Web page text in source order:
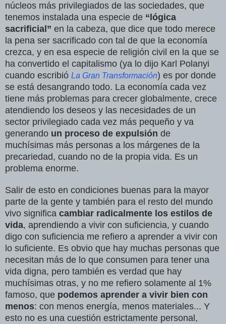
núcleos más privilegiados de las sociedades, que
tenemos instalada una especie de “lógica
sacrificial” en la cabeza, que dice que todo merece
la pena ser sacrificado con tal de que la economía
crezca, y en esa especie de religión civil en la que se
ha convertido el capitalismo (ya lo dijo Karl Polanyi
cuando escribió La Gran Transformación) es por donde
se está desangrando todo. La economía cada vez
tiene más problemas para crecer globalmente, crece
atendiendo los deseos y las necesidades de un
sector privilegiado cada vez más pequeño y va
generando un proceso de expulsión de
muchísimas más personas a los márgenes de la
precariedad, cuando no de la propia vida. Es un
problema enorme.
Salir de esto en condiciones buenas para la mayor
parte de la gente y también para el resto del mundo
vivo significa cambiar radicalmente los estilos de
vida, aprendiendo a vivir con suficiencia, y cuando
digo con suficiencia me refiero a aprender a vivir con
lo suficiente. Es obvio que hay muchas personas que
necesitan más de lo que consumen para tener una
vida digna, pero también es verdad que hay
muchísimas otras, y no me refiero solamente al 1%
famoso, que podemos aprender a vivir bien con
menos: con menos energía, menos materiales... Y
esto no es una cuestión estrictamente personal,